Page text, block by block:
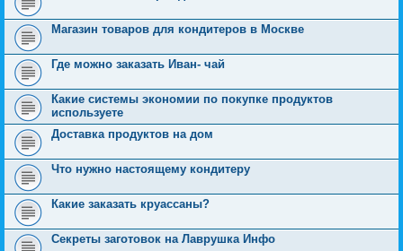
Магазин товаров для кондитеров в Москве
Где можно заказать Иван- чай
Какие системы экономии по покупке продуктов
используете
Доставка продуктов на дом
Что нужно настоящему кондитеру
Какие заказать круассаны?
Секреты заготовок на Лаврушка Инфо